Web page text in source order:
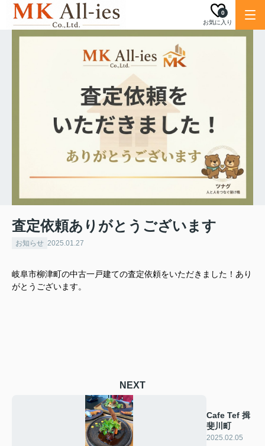
お気に入り
0
査定依頼ありがとうございます
お知らせ 2025.01.27
岐阜市柳津町の中古一戸建ての査定依頼をいただきました！あり
がとうございます。
NEXT
Cafe Tef 揖
斐川町
2025.02.05